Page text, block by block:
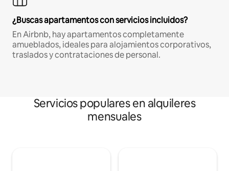
¿Buscas apartamentos con servicios incluidos?
En Airbnb, hay apartamentos completamente
amueblados, ideales para alojamientos corporativos,
traslados y contrataciones de personal.
Servicios populares en alquileres
mensuales